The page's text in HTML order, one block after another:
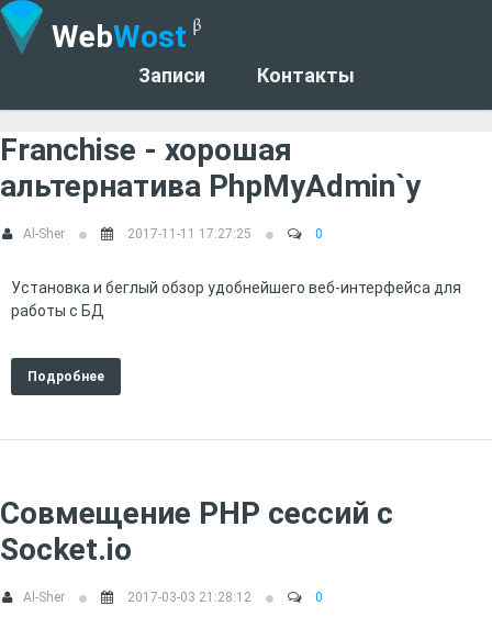
WebWost
Записи Контакты
Franchise - хорошая
альтернатива PhpMyAdmin`у
Al-Sher 2017-11-11 17:27:25 0
Установка и беглый обзор удобнейшего веб-интерфейса для
работы с БД
Подробнее
Совмещение PHP сессий с
Socket.io
Al-Sher 2017-03-03 21:28:12 0